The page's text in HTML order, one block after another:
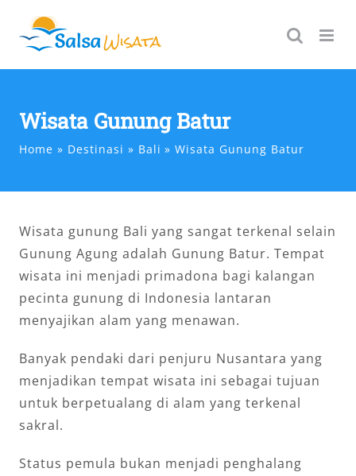
content
Wisata Gunung Batur
Home Destinasi Bali Wisata Gunung Batur
Wisata gunung Bali yang sangat terkenal selain
Gunung Agung adalah Gunung Batur. Tempat
wisata ini menjadi primadona bagi kalangan
pecinta gunung di Indonesia lantaran
menyajikan alam yang menawan.
Banyak pendaki dari penjuru Nusantara yang
menjadikan tempat wisata ini sebagai tujuan
untuk berpetualang di alam yang terkenal
sakral.
Status pemula bukan menjadi penghalang